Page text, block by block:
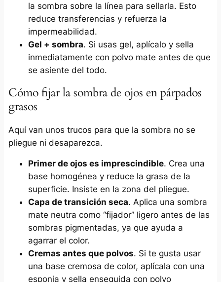
la sombra sobre la línea para sellarla. Esto
reduce transferencias y refuerza la
impermeabilidad.
Gel + sombra. Si usas gel, aplícalo y sella
inmediatamente con polvo mate antes de que
se asiente del todo.
Cómo fijar la sombra de ojos en párpados
grasos
Aquí van unos trucos para que la sombra no se
pliegue ni desaparezca.
Primer de ojos es imprescindible. Crea una
base homogénea y reduce la grasa de la
superficie. Insiste en la zona del pliegue.
Capa de transición seca. Aplica una sombra
mate neutra como “fijador” ligero antes de las
sombras pigmentadas, ya que ayuda a
agarrar el color.
Cremas antes que polvos. Si te gusta usar
una base cremosa de color, aplícala con una
esponja y sella enseguida con polvo